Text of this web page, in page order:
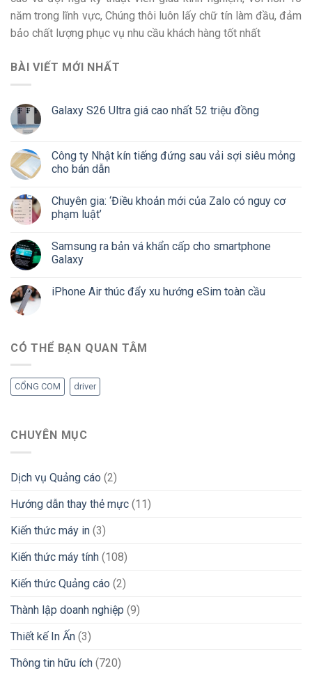
năm trong lĩnh vực, Chúng thôi luôn lấy chữ tín làm đầu, đảm
bảo chất lượng phục vụ nhu cầu khách hàng tốt nhất
BÀI VIẾT MỚI NHẤT
Galaxy S26 Ultra giá cao nhất 52 triệu đồng
Công ty Nhật kín tiếng đứng sau vải sợi siêu mỏng
cho bán dẫn
Chuyên gia: ‘Điều khoản mới của Zalo có nguy cơ
phạm luật’
Samsung ra bản vá khẩn cấp cho smartphone
Galaxy
iPhone Air thúc đẩy xu hướng eSim toàn cầu
CÓ THỂ BẠN QUAN TÂM
CỔNG COM driver
CHUYÊN MỤC
Dịch vụ Quảng cáo (2)
Hướng dẫn thay thẻ mực (11)
Kiến thức máy in (3)
Kiến thức máy tính (108)
Kiến thức Quảng cáo (2)
Thành lập doanh nghiệp (9)
Thiết kế In Ấn (3)
Thông tin hữu ích (720)